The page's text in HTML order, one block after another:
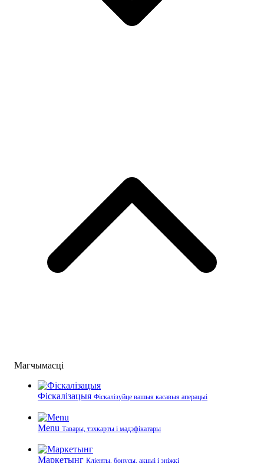
Магчымасці
Фіскалізацыя Фіскалізуйце вашыя касавыя аперацыі
Menu Тавары, тэхкарты і мадэфікатары
Маркетынг Кліенты, бонусы, акцыі і зніжкі